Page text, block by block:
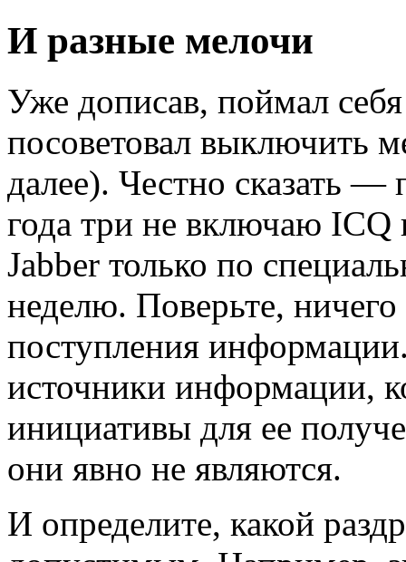
И разные мелочи
Уже дописав, поймал
посоветовал выключить
далее). Честно сказать —
года три не включаю ICQ
Jabber только по
неделю. Поверьте,
поступления
источники информации,
инициативы для ее
они явно не являются.
И определите, какой